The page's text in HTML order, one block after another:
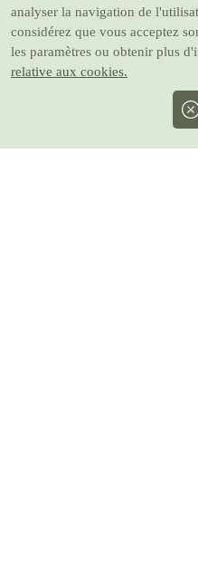
analyser la navigation de
considérez que vous acceptez
les paramètres ou obtenir plus
relative aux cookies.